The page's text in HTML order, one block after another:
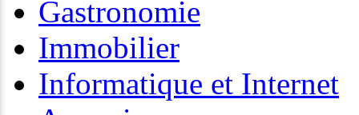
Gastronomie
Immobilier
Informatique et Internet